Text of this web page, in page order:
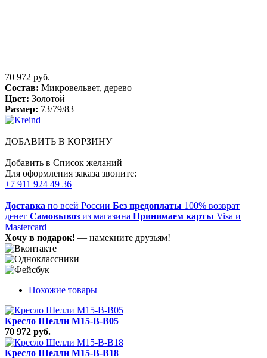
70 972 руб.
Состав: Микровельвет, дерево
Цвет: Золотой
Размер: 73/79/83
ДОБАВИТЬ В КОРЗИНУ
Добавить в Список желаний
Для оформления заказа звоните:
+7 911 924 49 36
Доставка по всей России Без предоплаты 100% возврат
денег Самовывоз из магазина Принимаем карты Visa и
Mastercard
Хочу в подарок! — намекните друзьям!
Похожие товары
Кресло Шелли M15-B-B05
70 972 руб.
Кресло Шелли M15-B-B18